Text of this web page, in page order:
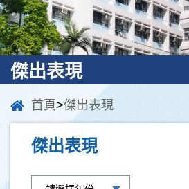
傑出表現
首頁>傑出表現
傑出表現